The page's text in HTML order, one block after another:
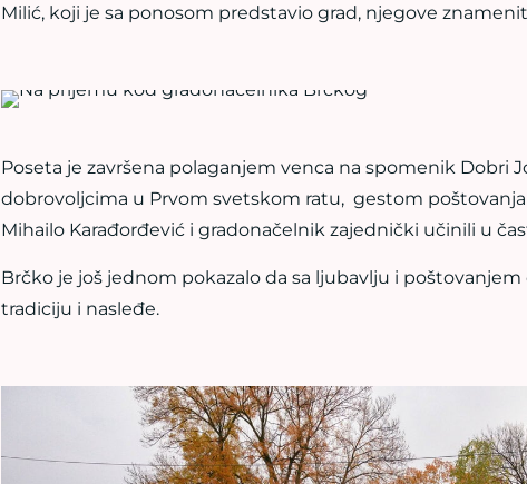
Milić, koji je sa ponosom predstavio grad, njegove
Poseta je završena polaganjem venca na spomenik Dobri
dobrovoljcima u Prvom svetskom ratu, gestom poštovanja
Mihailo Karađorđević i gradonačelnik zajednički učinili u
Brčko je još jednom pokazalo da sa ljubavlju i
tradiciju i nasleđe.